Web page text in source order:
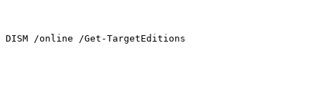
DISM /online /Get-TargetEditions